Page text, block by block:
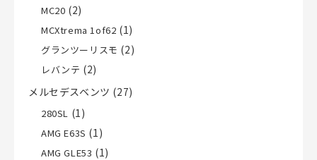
MC20 (2)
MCXtrema 1of62 (1)
グランツーリスモ (2)
レバンテ (2)
メルセデスベンツ (27)
280SL (1)
AMG E63S (1)
AMG GLE53 (1)